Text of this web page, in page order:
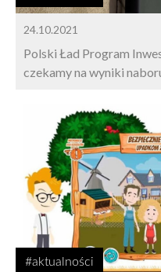
24.10.2021
Polski Ład Program
czekamy na wyniki
#aktualności